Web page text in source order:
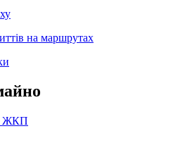
на маршрутах
ЖКП